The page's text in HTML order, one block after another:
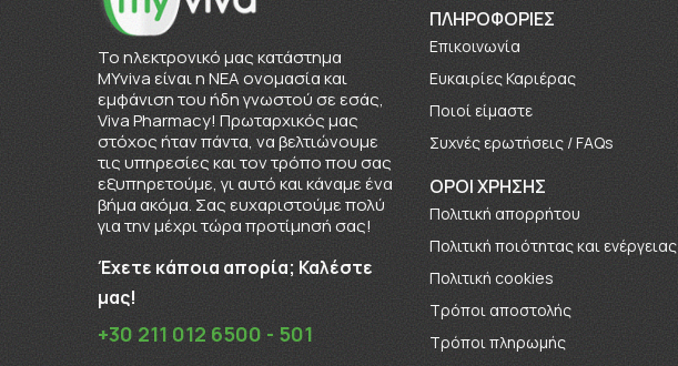
To ηλεκτρονικό μας κατάστημα
MYviva είναι η ΝΕΑ ονομασία και
εμφάνιση του ήδη γνωστού σε εσάς,
Viva Pharmacy! Πρωταρχικός μας
στόχος ήταν πάντα, να βελτιώνουμε
τις υπηρεσίες και τον τρόπο που σας
εξυπηρετούμε, γι αυτό και κάναμε ένα
βήμα ακόμα. Σας ευχαριστούμε πολύ
για την μέχρι τώρα προτίμησή σας!
Έχετε κάποια απορία; Καλέστε
μας!
+30 211 012 6500 - 501
ΠΛΗΡΟΦΟΡΊΕΣ
Επικοινωνία
Ευκαιρίες Καριέρας
Πoιοί είμαστε
Συχνές ερωτήσεις / FAQs
ΟΡΟΙ ΧΡΗΣΗΣ
Πολιτική απορρήτου
Πολιτική ποιότητας και ενέργειας
Πολιτική cookies
Τρόποι αποστολής
Τρόποι πληρωμής